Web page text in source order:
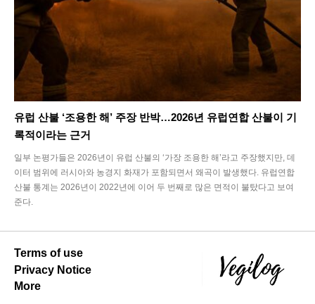
유럽 산불 ‘조용한 해’ 주장 반박…2026년 유럽연합 산불이 기
록적이라는 근거
일부 논평가들은 2026년이 유럽 산불의 ‘가장 조용한 해’라고 주장했지만, 데
이터 범위에 러시아와 농경지 화재가 포함되면서 왜곡이 발생했다. 유럽연합
산불 통계는 2026년이 2022년에 이어 두 번째로 많은 면적이 불탔다고 보여
준다.
Terms of use
Privacy Notice
More